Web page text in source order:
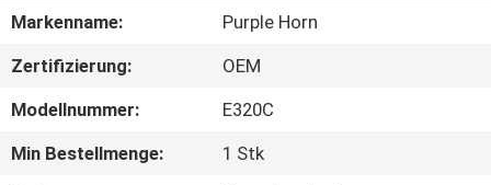
AUSFLUG
QUALITÄTSKONTROLLE
Markenname:
Purple Horn
Zertifizierung:
OEM
Modellnummer:
E320C
Min Bestellmenge:
1 Stk